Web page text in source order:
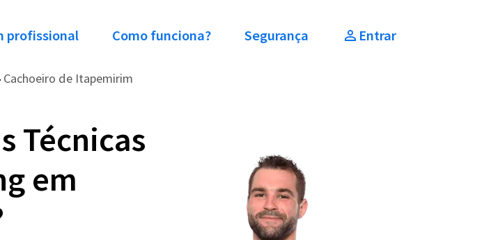
profissional Como funciona? Segurança Entrar
Cachoeiro de Itapemirim
Técnicas
em